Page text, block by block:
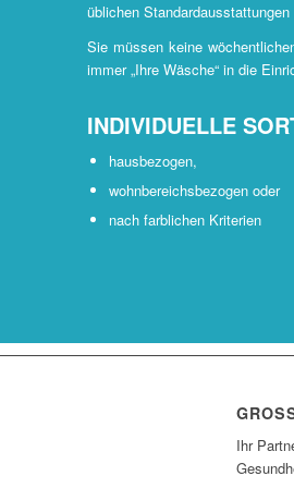
üblichen
Sie müssen keine
immer „Ihre Wäsche“ in die
INDIVIDUELLE
hausbezogen,
wohnbereichsbezogen oder
nach farblichen Kriterien
Ihr